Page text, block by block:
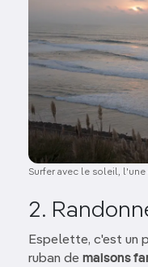
Surfer avec le soleil,
2.
Espelette, c'est un
ruban de maisons